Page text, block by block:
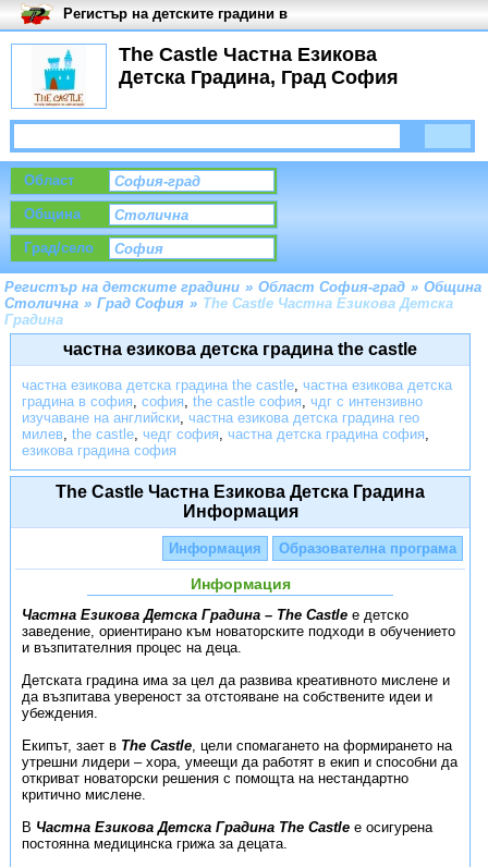
The Castle Частна Езикова
Детска Градина, Град София
Регистър на детските градини в
България
Област
Община
Град/село
Регистър на детските градини » Област София-град » Община
Столична » Град София » The Castle Частна Езикова Детска
Градина
частна езикова детска градина the castle
частна езикова детска градина the castle, частна езикова детска
градина в софия, софия, the castle софия, чдг с интензивно
изучаване на английски, частна езикова детска градина гео
милев, the castle, чедг софия, частна детска градина софия,
езикова градина софия
The Castle Частна Езикова Детска Градина
Информация
Информация Образователна програма
Информация
Частна Езикова Детска Градина – The Castleе детско
заведение, ориентирано към новаторските подходи в обучението
и възпитателния процес на деца.
Детската градина има за цел да развива креативното мислене и
да възпитава увереност за отстояване на собствените идеи и
убеждения.
Екипът, зает в The Castle, цели спомагането на формирането на
утрешни лидери – хора, умеещи да работят в екип и способни да
откриват новаторски решения с помощта на нестандартно
критично мислене.
В Частна Езикова Детска Градина The Castleе осигурена
постоянна медицинска грижа за децата.